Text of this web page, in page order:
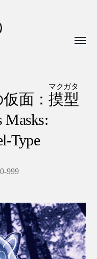
仮面：摸型
マクガタ
Masks:
Type
999